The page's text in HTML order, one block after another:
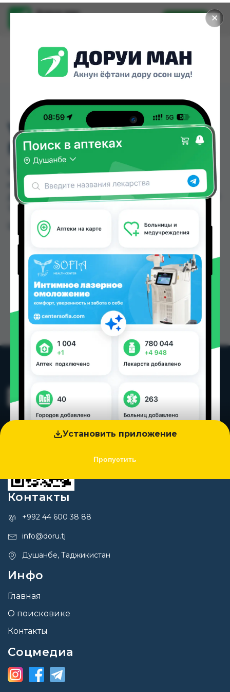
✕
Установить приложение
Пропустить
Доруи ман
Установить
VISSCO НАКОЛЕНИК
NO:0714 M
VISSCO НАКОЛЕНИК NO:0714 M можно купить
или заказать в аптеках, Арча, Арча (медтехник),
Дорухона Имтиёз по цене от 90.00 TJS до 136.00
Цена: от90.00 TJS
Контакты
+992 44 600 38 88
info@doru.tj
Душанбе, Таджикистан
Инфо
Главная
О поисковике
Контакты
Соцмедиа